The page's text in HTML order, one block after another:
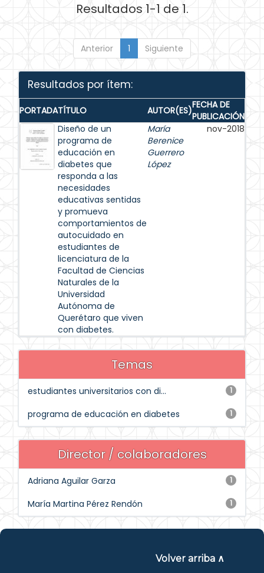
Resultados 1-1 de 1.
Anterior 1 Siguiente
Resultados por ítem:
PORTADATÍTULO AUTOR(ES)FECHA DE
PUBLICACIÓN
Diseño de un
programa de
educación en
diabetes que
responda a las
necesidades
educativas sentidas
y promueva
comportamientos de
autocuidado en
estudiantes de
licenciatura de la
Facultad de Ciencias
Naturales de la
Universidad
Autónoma de
Querétaro que viven
con diabetes.
María
Berenice
Guerrero
López
nov-2018
Temas
1
estudiantes universitarios con di...
1
programa de educación en diabetes
Director / colaboradores
1
Adriana Aguilar Garza
1
María Martina Pérez Rendón
Volver arriba ∧